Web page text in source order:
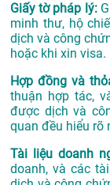
Giấy tờ pháp lý:
minh thư, hộ
dịch và công
hoặc khi xin visa.
Hợp đồng và
thuận hợp tác,
được dịch và
quan đều hiểu rõ
Tài liệu doanh
doanh, và các